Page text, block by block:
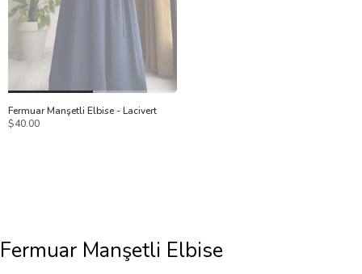
1
Fermuar Manşetli Elbise - Lacivert
$40.00
Fermuar Manşetli Elbise